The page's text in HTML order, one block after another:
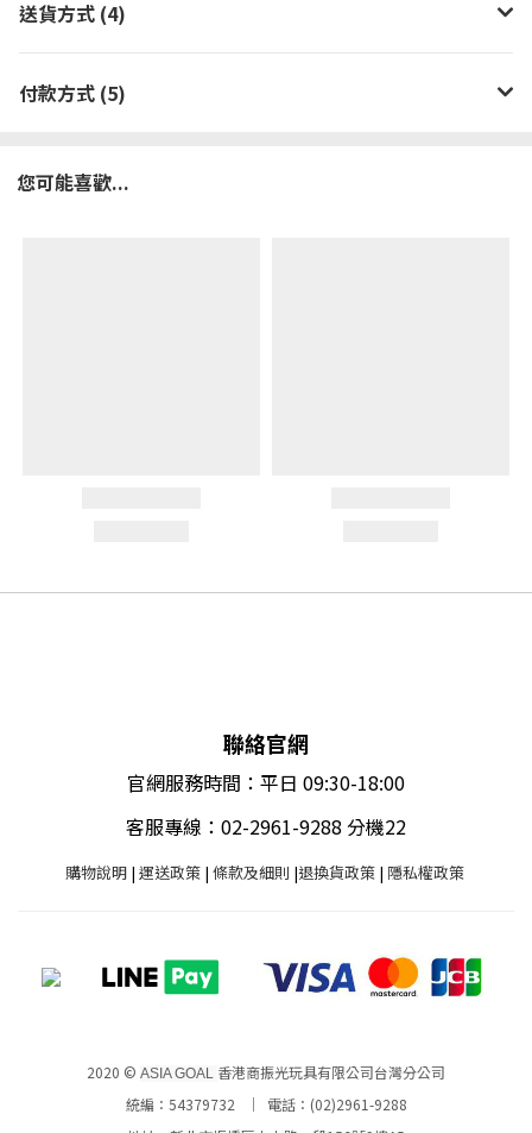
送貨方式 (4)
付款方式 (5)
您可能喜歡...
聯絡官網
官網服務時間：平日 09:30-18:00
客服專線：02-2961-9288 分機22
購物說明| 運送政策 | 條款及細則 |退換貨政策| 隱私權政策
2020 © ASIA GOAL 香港商振光玩具有限公司台灣分公司
統編：54379732 ｜ 電話：(02)2961-9288